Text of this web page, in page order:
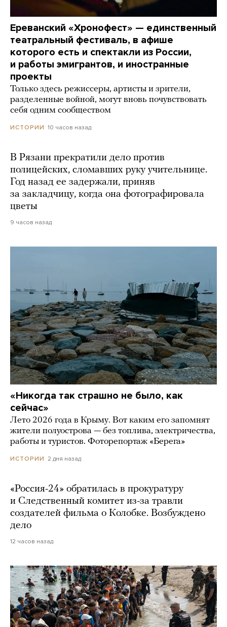
Ереванский «Хронофест» — единственный
театральный фестиваль, в афише
которого есть и спектакли из России,
и работы эмигрантов, и иностранные
проекты
Только здесь режиссеры, артисты и зрители,
разделенные войной, могут вновь почувствовать
себя одним сообществом
ИСТОРИИ 10 часов назад
В Рязани прекратили дело против
полицейских, сломавших руку учительнице.
Год назад ее задержали, приняв
за закладчицу, когда она фотографировала
цветы
9 часов назад
«Никогда так страшно не было, как
сейчас»
Лето 2026 года в Крыму. Вот каким его запомнят
жители полуострова — без топлива, электричества,
работы и туристов. Фоторепортаж «Берега»
ИСТОРИИ 2 дня назад
«Россия-24» обратилась в прокуратуру
и Следственный комитет из-за травли
создателей фильма о Колобке. Возбуждено
дело
12 часов назад